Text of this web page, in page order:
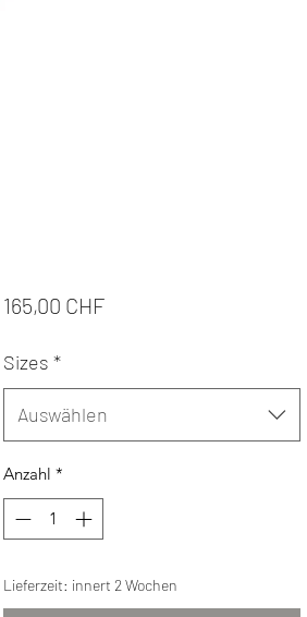
165,00 CHFPreis
Sizes *
Auswählen
Anzahl *
Lieferzeit: innert 2 Wochen